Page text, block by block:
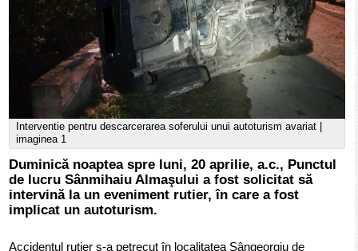
Interventie pentru descarcerarea soferului unui autoturism avariat |
imaginea 1
Duminică noaptea spre luni, 20 aprilie, a.c., Punctul
de lucru Sânmihaiu Almaşului a fost solicitat să
intervină la un eveniment rutier, în care a fost
implicat un autoturism.
Accidentul rutier s-a petrecut în localitatea Sângeorgiu de